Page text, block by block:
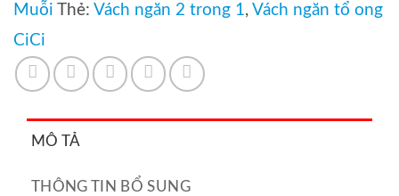
Kết
hợp
lưới
chống
muỗi
cho
Muỗi Thẻ: Vách ngăn 2 trong 1, Vách ngăn tổ ong
CiCi
MÔ TẢ
THÔNG TIN BỔ SUNG